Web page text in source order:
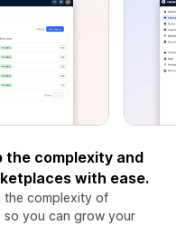
complexity and
with ease.
the complexity of
so you can grow your